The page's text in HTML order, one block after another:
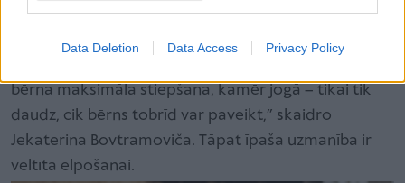
Data Deletion Data Access Privacy Policy
atšķiras ar to, ka ir mazākas traumatisma iespējas –
visi vingrojumi izpildāmi mierīgi, lēni un bez straujām
bērna maksimāla stiepšana, kamēr jogā – tikai tik
daudz, cik bērns tobrīd var paveikt,” skaidro
Jekaterina Bovtramoviča. Tāpat īpaša uzmanība ir
veltīta elpošanai.